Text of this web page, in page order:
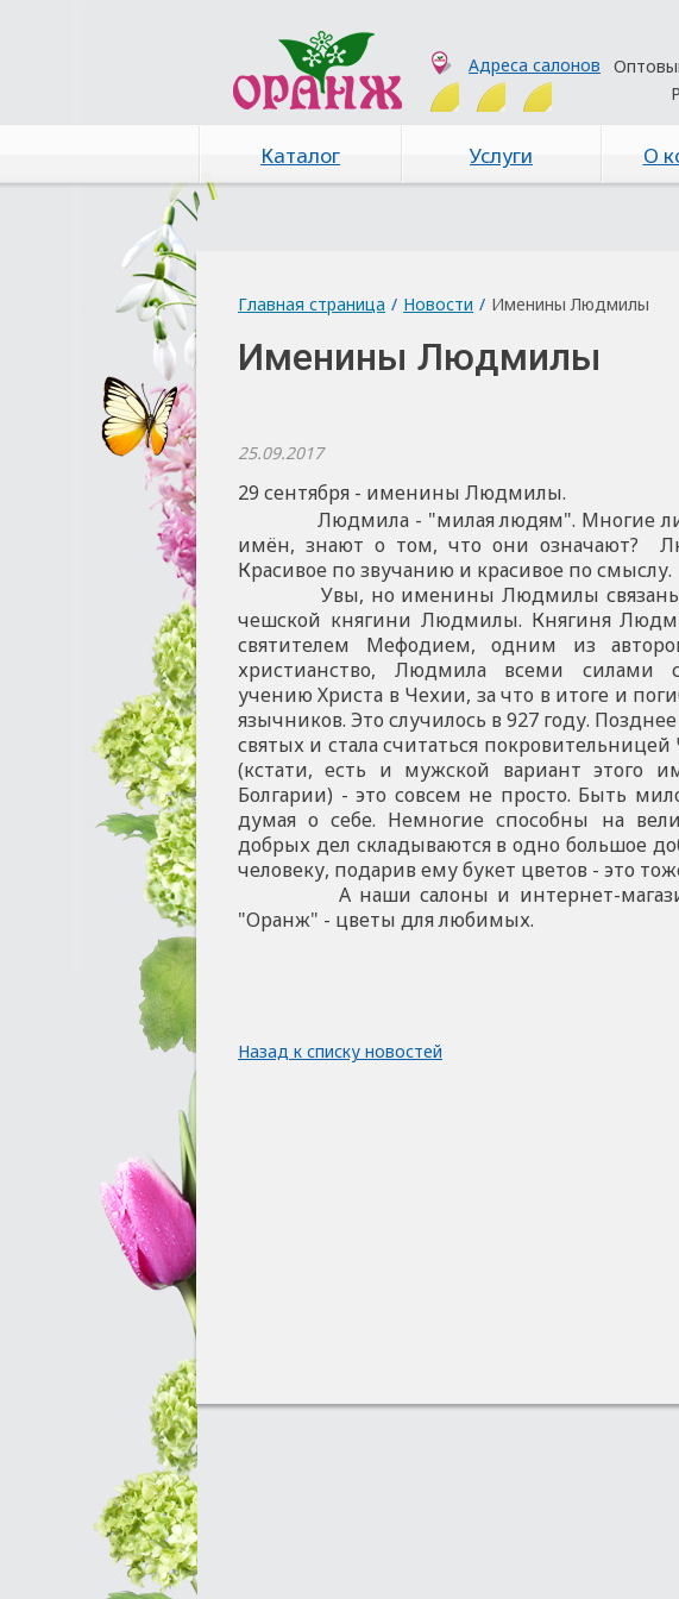
Адреса салонов
Каталог Услуги О
Главная страница / Новости / Именины Людмилы
Именины Людмилы
25.09.2017
29 сентября - именины Людмилы.
Людмила - "милая людям". Многие ли
имён, знают о том, что они означают?
Красивое по звучанию и красивое по смыслу.
Увы, но именины Людмилы связаны с
чешской княгини Людмилы. Княгиня
святителем Мефодием, одним из
христианство, Людмила всеми силами
учению Христа в Чехии, за что в итоге и
язычников. Это случилось в 927 году.
святых и стала считаться покровительницей
(кстати, есть и мужской вариант
Болгарии) - это совсем не просто. Быть
думая о себе. Немногие способны на
добрых дел складываются в одно большое
человеку, подарив ему букет цветов - это
А наши салоны и интернет-магазин
"Оранж" - цветы для любимых.
Назад к списку новостей